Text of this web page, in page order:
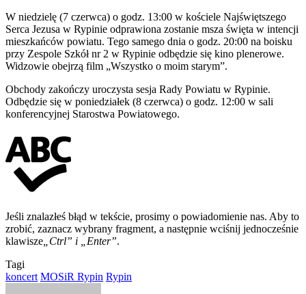
W niedzielę (7 czerwca) o godz. 13:00 w kościele Najświętszego
Serca Jezusa w Rypinie odprawiona zostanie msza święta w intencji
mieszkańców powiatu. Tego samego dnia o godz. 20:00 na boisku
przy Zespole Szkół nr 2 w Rypinie odbędzie się kino plenerowe.
Widzowie obejrzą film „Wszystko o moim starym”.
Obchody zakończy uroczysta sesja Rady Powiatu w Rypinie.
Odbędzie się w poniedziałek (8 czerwca) o godz. 12:00 w sali
konferencyjnej Starostwa Powiatowego.
Jeśli znalazłeś błąd w tekście, prosimy o powiadomienie nas. Aby to
zrobić, zaznacz wybrany fragment, a następnie wciśnij jednocześnie
klawisze „Ctrl” i „Enter”.
Tagi
koncert MOSiR Rypin Rypin